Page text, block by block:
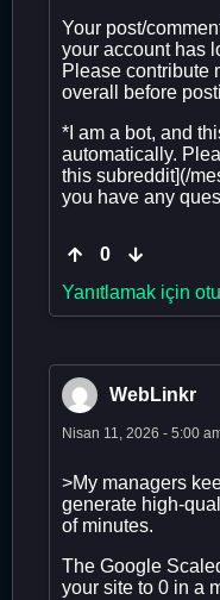
Your post/
your account has
Please contribute
overall before
*I am a bot, and
automatically.
this subreddit](/
you have any
0
Yanıtlamak için
WebLinkr
Nisan 11, 2026 - 5:00
>My managers
generate high-
of minutes.
The Google
your site to 0 in a